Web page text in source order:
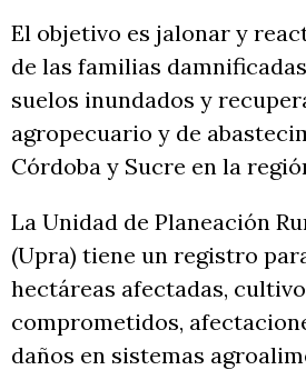
El objetivo es jalonar y
de las familias
suelos inundados y
agropecuario y de
Córdoba y Sucre en la
La Unidad de Planeación
(Upra) tiene un registro
hectáreas afectadas,
comprometidos,
daños en sistemas